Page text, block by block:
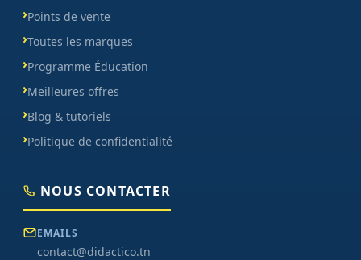
Points de vente
Toutes les marques
Programme Éducation
Meilleures offres
Blog & tutoriels
Politique de confidentialité
NOUS CONTACTER
EMAILS
contact@didactico.tn